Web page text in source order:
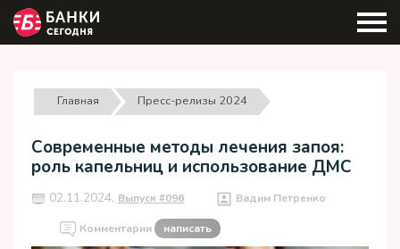
Главная Пресс-релизы 2024
Современные методы лечения запоя:
роль капельниц и использование ДМС
02.11.2024, Выпуск #096 Вадим Петренко
Комментарии написать